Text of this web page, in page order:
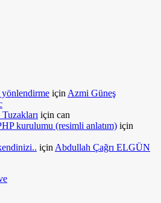
için Azmi Güneş
için can
kurulumu (resimli anlatım) için
için Abdullah Çağrı ELGÜN